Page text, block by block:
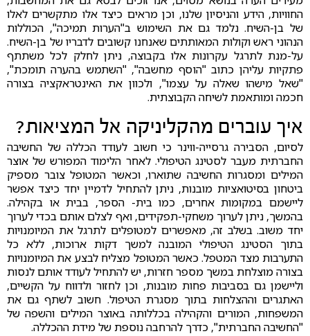
החוויות, הידע והניסיון שלנו, וכן מראים כיצד אלו מתקשרים לאלו
של בן-השיח. נלמד גם את השימוש ב"הערות תמיכה", הכוללות
הנהוני ראש וקולות המאותתים שאנחנו קשובים לדבריו של בן-השיח.
על-מנת לתרגל עקרונות אלו בקבוצה, ניתן לחלק לכל משתתף
פתקיות עליהן כתוב "הוסף מחשבה", "השתמש בהערה תומכת",
"שאל מישהו שאלה על עצמו", ולכוון את האינטראקציה בצורה
חכמה ומותאמת לשיחה הקבוצתית.
איך עוברים מהקליניקה אל המציאות?
לסיום, הסבירה גרסייה-ווינר כי חשוב לעודד הכללה של החשיבה
החברתית מעבר לסטינג הטיפולי. לאחר הלימוד המפורש של אוצר
המילים ומסגרות החשיבה שתוארו, וכאשר המטופל צובר מספיק
ביטחון בסיטואציות מובנות, ניתן להתחיל לדמיין יחד כיצד אפשר
ליישמם במקומות אחרים, כמו בית- הספר, בבית או בקהילה.
בהמשך, ניתן לערוך משחקי-תפקידים, ואף לצלם אותם בכדי לערוך
יחד משוב. בשלב זה, מאפשרים למטופלים לתרגל את המיומנויות
בתוך הסטינג הטיפולי המובנה למשך דקות ארוכות, ללא כל
התערבות מצד המטפל. כאשר המטופל מצליח לבצע את המיומנויות
בצורה מוצלחת במשך מספר חזרות, יש להתחיל לעודד אותם לנסות
וליישמן גם בסביבות פחות מובנות, וכן לחזור ולדווח על הקשיים,
האתגרים וההצלחות בתוך מסגרת הטיפול. חשוב לשתף גם את
המשפחות, המורים והקהילה בכללותה באוצר המילים והשפה של
"החשיבה החברתית", כדרך להרחבה נוספת של מידת ההכללה.